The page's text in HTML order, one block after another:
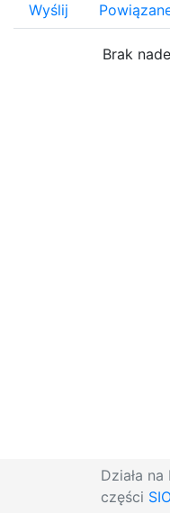
Wyślij
Brak
Działa
części